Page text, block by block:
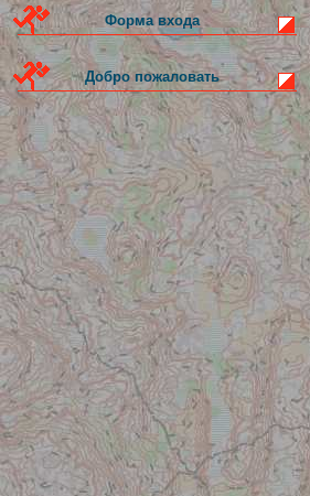
Форма входа
Добро пожаловать